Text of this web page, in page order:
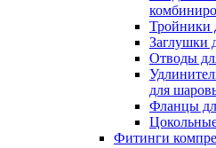
Тройники
Заглушки
Отводы
для
Фланцы
Фитинги